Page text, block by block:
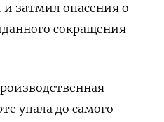
затмил опасения о
сокращения
упала до самого